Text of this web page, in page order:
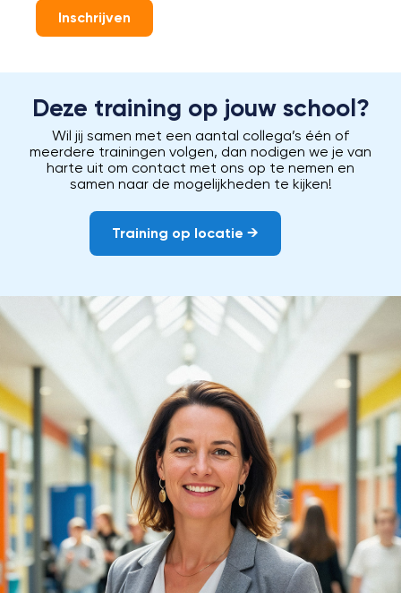
Inschrijven
Deze training op jouw school?
Wil jij samen met een aantal collega’s één of
meerdere trainingen volgen, dan nodigen we je van
harte uit om contact met ons op te nemen en
samen naar de mogelijkheden te kijken!
Training op locatie →